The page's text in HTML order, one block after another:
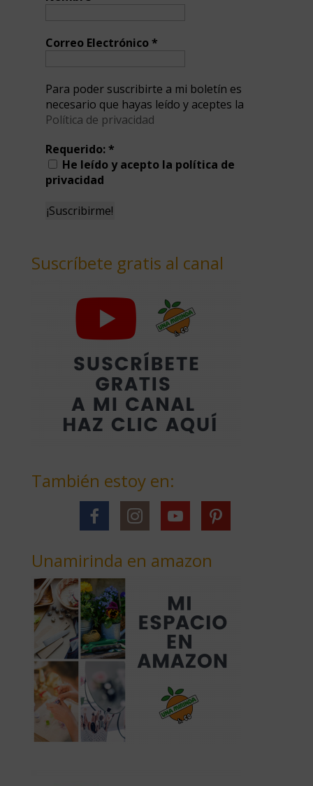
Correo Electrónico*
Para poder suscribirte a mi boletín es
necesario que hayas leído y aceptes la
Política de privacidad
Requerido:*
He leído y acepto la política de
privacidad
Suscríbete gratis al canal
También estoy en:
Unamirinda en amazon